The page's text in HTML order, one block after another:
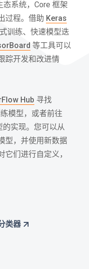
态系统，Core 框架
过程。借助 Keras
训练、快速模型迭
等工具可以
踪开发和改进情
Hub 寻找
模型，或者前往
的实现。您可以从
型，并使用新数据
们进行自定义，
类器